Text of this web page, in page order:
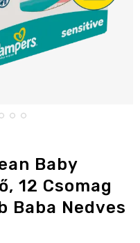
Baby
12 Csomag
Baba Nedves